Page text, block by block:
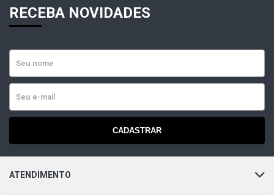
RECEBA NOVIDADES
CADASTRAR
ATENDIMENTO